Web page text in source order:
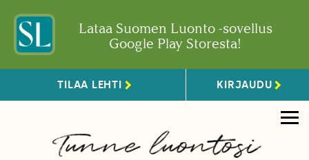
Lataa Suomen Luonto -sovellus
Google Play Storesta!
TILAA LEHTI KIRJAUDU